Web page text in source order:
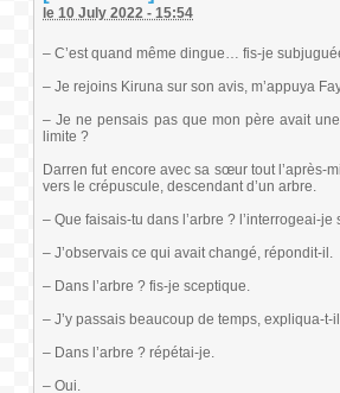
le 10 July 2022 - 15:54
– C’est quand même dingue… fis-je
– Je rejoins Kiruna sur son avis, m’appuya
– Je ne pensais pas que mon père avait
limite ?
Darren fut encore avec sa sœur tout l’après-
vers le crépuscule, descendant d’un arbre.
– Que faisais-tu dans l’arbre ? l’interrogeai-je
– J’observais ce qui avait changé, répondit-il.
– Dans l’arbre ? fis-je sceptique.
– J’y passais beaucoup de temps, expliqua-t-
– Dans l’arbre ? répétai-je.
– Oui.